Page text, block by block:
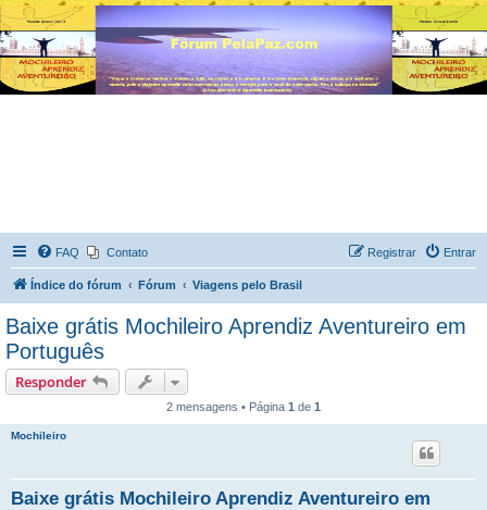
FAQ Contato Entrar
Registrar
Índice do fórum Fórum Viagens pelo Brasil
Baixe grátis Mochileiro Aprendiz Aventureiro em
Português
Responder
2 mensagens • Página 1 de 1
Mochileiro
Baixe grátis Mochileiro Aprendiz Aventureiro em